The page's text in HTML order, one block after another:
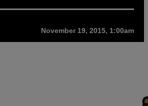
November 19, 2015, 1:00am